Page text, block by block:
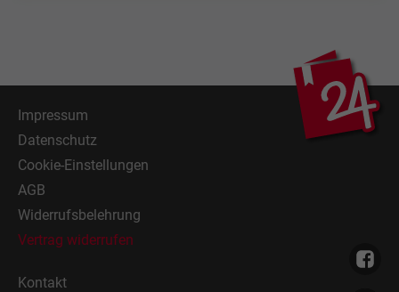
Impressum
Datenschutz
Cookie-Einstellungen
AGB
Widerrufsbelehrung
Vertrag widerrufen
Kontakt